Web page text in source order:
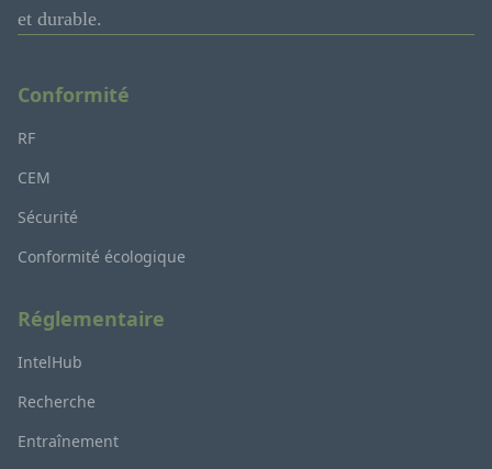
et durable.
Conformité
RF
CEM
Sécurité
Conformité écologique
Réglementaire
IntelHub
Recherche
Entraînement